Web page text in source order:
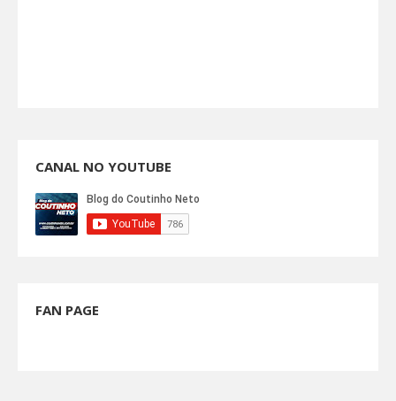
CANAL NO YOUTUBE
FAN PAGE